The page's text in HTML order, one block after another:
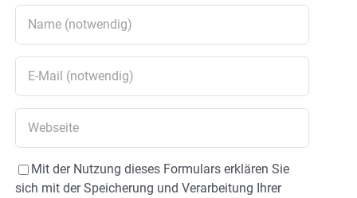
Mit der Nutzung dieses Formulars erklären Sie
sich mit der Speicherung und Verarbeitung Ihrer